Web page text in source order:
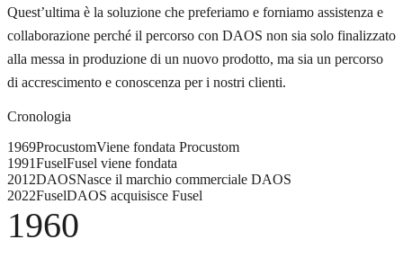
Quest’ultima è la soluzione che preferiamo e forniamo assistenza e
collaborazione perché il percorso con DAOS non sia solo finalizzato
alla messa in produzione di un nuovo prodotto, ma sia un percorso
di accrescimento e conoscenza per i nostri clienti.
Cronologia
1969ProcustomViene fondata Procustom
1991FuselFusel viene fondata
2012DAOSNasce il marchio commerciale DAOS
2022FuselDAOS acquisisce Fusel
1960